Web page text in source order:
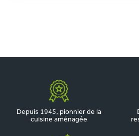
Depuis 1945, pionnier de la
cuisine aménagée